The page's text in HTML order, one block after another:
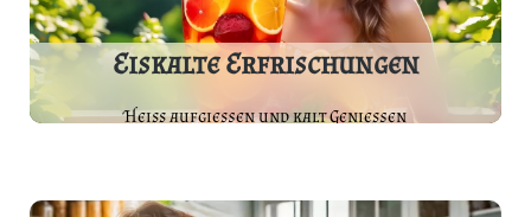
Eiskalte Erfrischungen
Heiss aufgießen und kalt Genießen